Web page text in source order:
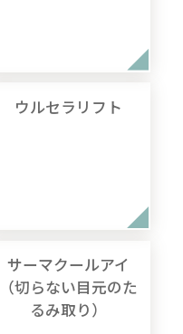
ウルセラリフト
サーマクールアイ
（切らない目元のた
るみ取り）